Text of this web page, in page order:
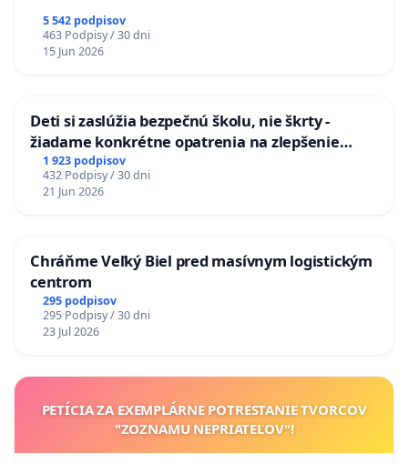
5 542 podpisov
463 Podpisy / 30 dni
15 Jun 2026
Deti si zaslúžia bezpečnú školu, nie škrty -
žiadame konkrétne opatrenia na zlepšenie
situácie v školstve
1 923 podpisov
432 Podpisy / 30 dni
21 Jun 2026
Chráňme Veľký Biel pred masívnym logistickým
centrom
295 podpisov
295 Podpisy / 30 dni
23 Jul 2026
PETÍCIA ZA EXEMPLÁRNE POTRESTANIE TVORCOV
"ZOZNAMU NEPRIATEĽOV"!